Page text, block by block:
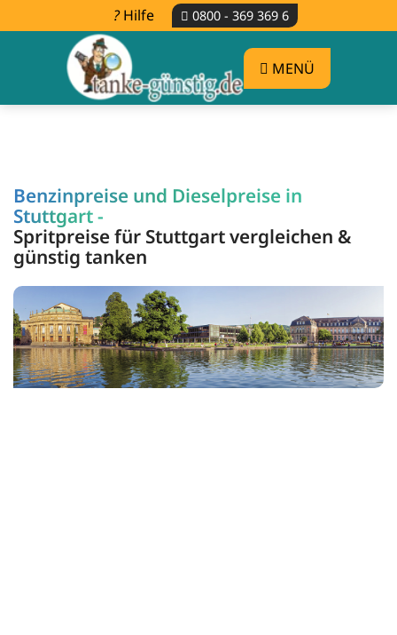
Hilfe 0800 - 369 369 6
MENÜ
Benzinpreise und Dieselpreise in
Stuttgart -
Spritpreise für Stuttgart vergleichen &
günstig tanken